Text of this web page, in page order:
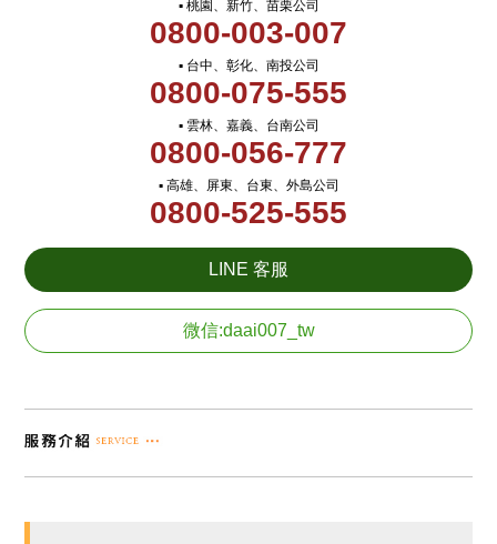
▪ 桃園、新竹、苗栗公司
0800-003-007
▪ 台中、彰化、南投公司
0800-075-555
▪ 雲林、嘉義、台南公司
0800-056-777
▪ 高雄、屏東、台東、外島公司
0800-525-555
LINE 客服
微信:daai007_tw